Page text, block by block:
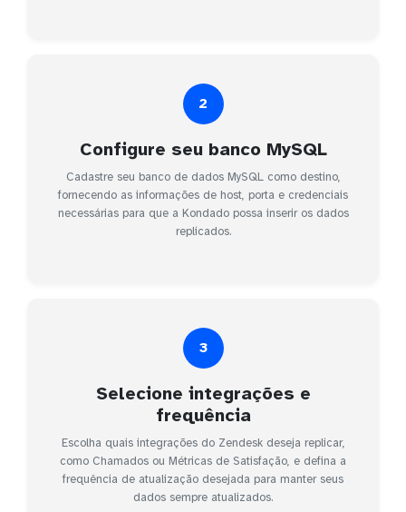
2
Configure seu banco MySQL
Cadastre seu banco de dados MySQL como destino,
fornecendo as informações de host, porta e credenciais
necessárias para que a Kondado possa inserir os dados
replicados.
3
Selecione integrações e
frequência
Escolha quais integrações do Zendesk deseja replicar,
como Chamados ou Métricas de Satisfação, e defina a
frequência de atualização desejada para manter seus
dados sempre atualizados.